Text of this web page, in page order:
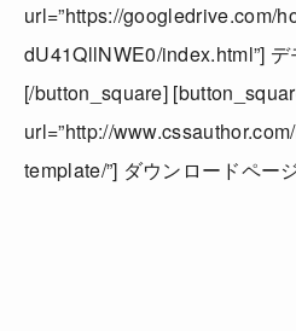
url=”https://googledrive.com/
dU41QllNWE0/index.html”] デ
[/button_square]
url=”http://
template/”] ダウンロードペー